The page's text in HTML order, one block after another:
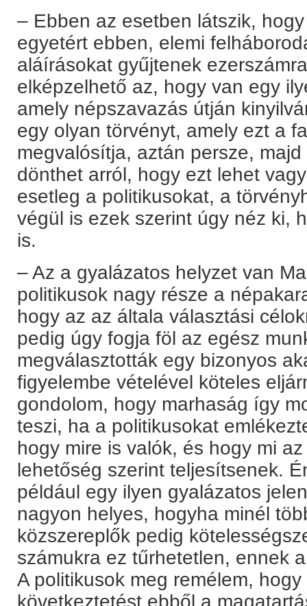
– Ebben az esetben látszik,
egyetért ebben, elemi
aláírásokat gyűjtenek
elképzelhető az, hogy van egy
amely népszavazás útján
egy olyan törvényt, amely ezt a
megvalósítja, aztán persze,
dönthet arról, hogy ezt lehet
esetleg a politikusokat, a
végül is ezek szerint úgy néz ki,
is.
– Az a gyalázatos helyzet van
politikusok nagy része a
hogy az az általa választási
pedig úgy fogja föl az egész
megválasztották egy bizonyos
figyelembe vételével köteles
gondolom, hogy marhaság így
teszi, ha a politikusokat
hogy mire is valók, és hogy mi
lehetőség szerint teljesítsenek.
például egy ilyen gyalázatos
nagyon helyes, hogyha minél
közszereplők pedig
számukra ez tűrhetetlen, ennek
A politikusok meg remélem,
következtetést ebből a